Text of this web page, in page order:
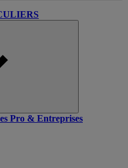
Pro & Entreprises